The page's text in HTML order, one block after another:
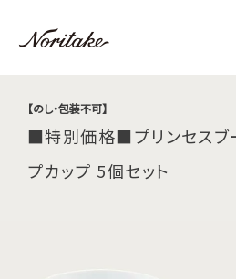
【のし・包装不可】
■特別価格■プリンセスブ
プカップ 5個セット